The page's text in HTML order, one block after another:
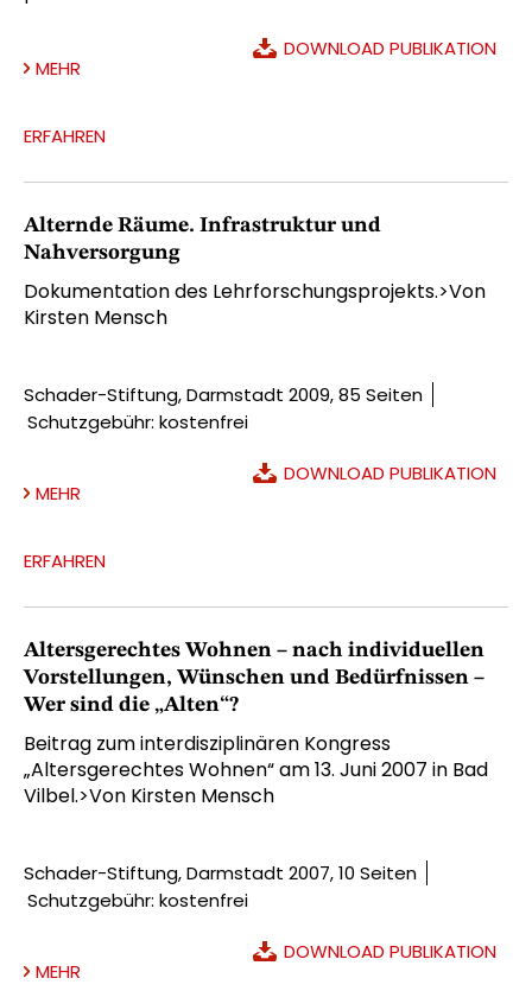
MEHR
ERFAHREN
DOWNLOAD PUBLIKATION
Alternde Räume. Infrastruktur und
Nahversorgung
Dokumentation des Lehrforschungsprojekts.>Von
Kirsten Mensch
Schader-Stiftung, Darmstadt 2009, 85 Seiten
Schutzgebühr: kostenfrei
MEHR
ERFAHREN
DOWNLOAD PUBLIKATION
Altersgerechtes Wohnen – nach individuellen
Vorstellungen, Wünschen und Bedürfnissen –
Wer sind die „Alten“?
Beitrag zum interdisziplinären Kongress
„Altersgerechtes Wohnen“ am 13. Juni 2007 in Bad
Vilbel.>Von Kirsten Mensch
Schader-Stiftung, Darmstadt 2007, 10 Seiten
Schutzgebühr: kostenfrei
MEHR
DOWNLOAD PUBLIKATION